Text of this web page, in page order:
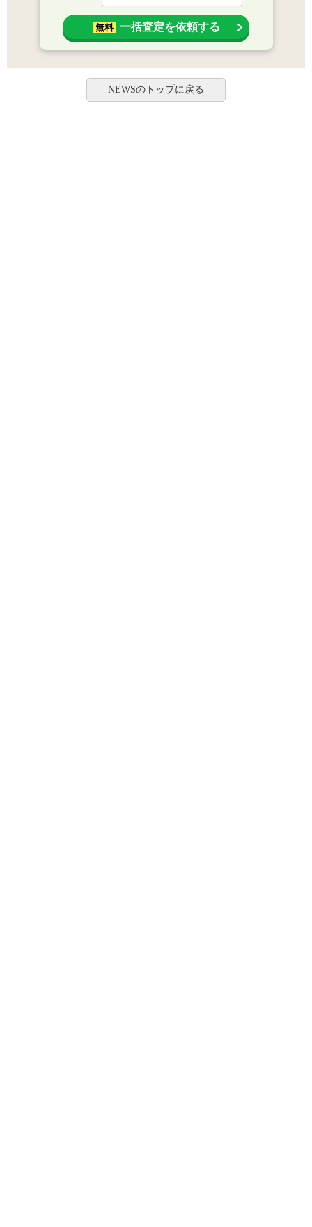
無料 一括査定を依頼する
NEWSのトップに戻る